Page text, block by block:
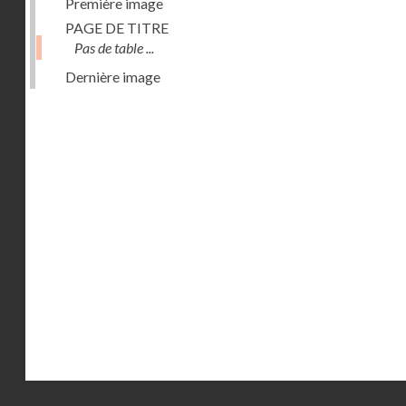
PAGE DE TITRE
Pas de table ...
Dernière image